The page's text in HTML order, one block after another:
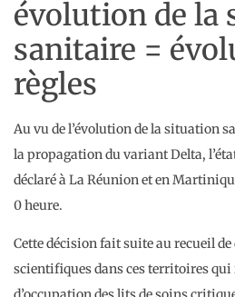
évolution de la
sanitaire =
règles
Au vu de l’évolution de la situation
la propagation du variant Delta,
déclaré à La Réunion et en
0 heure.
Cette décision fait suite au recueil de
scientifiques dans ces territoires